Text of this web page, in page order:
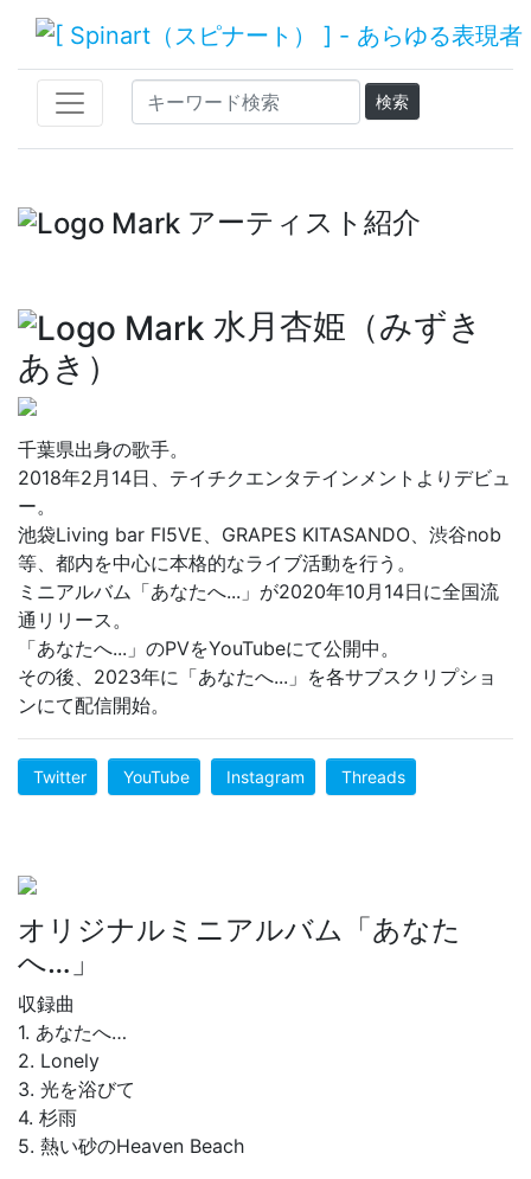
アーティスト紹介
水月杏姫（みずき
あき）
千葉県出身の歌手。
2018年2月14日、テイチクエンタテインメントよりデビュ
ー。
池袋Living bar FI5VE、GRAPES KITASANDO、渋谷nob
等、都内を中心に本格的なライブ活動を行う。
ミニアルバム「あなたへ...」が2020年10月14日に全国流
通リリース。
「あなたへ...」のPVをYouTubeにて公開中。
その後、2023年に「あなたへ...」を各サブスクリプショ
ンにて配信開始。
Twitter YouTube Instagram Threads
オリジナルミニアルバム「あなた
へ…」
収録曲
1. あなたへ…
2. Lonely
3. 光を浴びて
4. 杉雨
5. 熱い砂のHeaven Beach